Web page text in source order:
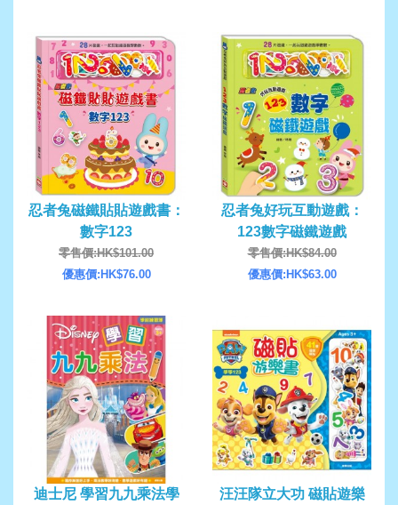
忍者兔磁鐵貼貼遊戲書：
數字123
零售價:HK$101.00
優惠價:HK$76.00
忍者兔好玩互動遊戲：
123數字磁鐵遊戲
零售價:HK$84.00
優惠價:HK$63.00
迪士尼 學習九九乘法學
汪汪隊立大功 磁貼遊樂